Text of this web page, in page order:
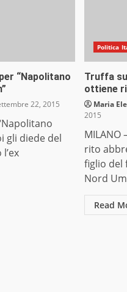
“Napolitano
22, 2015
gli diede del
Politica
Truffa
ottiene
Maria
2015
MILANO
rito
figlio del
Nord
Read